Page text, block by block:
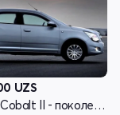
UZS
Chevrolet Cobalt II - поколение рестайлинг